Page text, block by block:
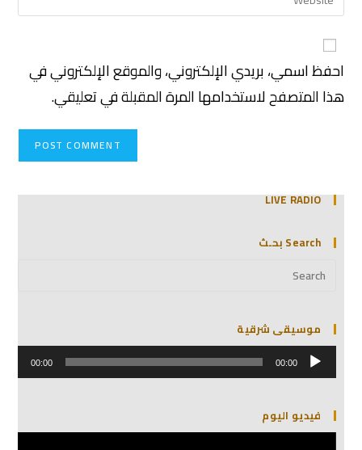
احفظ اسمي، بريدي الإلكتروني، والموقع الإلكتروني في
هذا المتصفح لاستخدامها المرة المقبلة في تعليقي.
LIVE RADIO
Search بحـث
موسيقى شرقية
مشغل
الصوت 00:00
00:00
فيديو اليوم
مشغل